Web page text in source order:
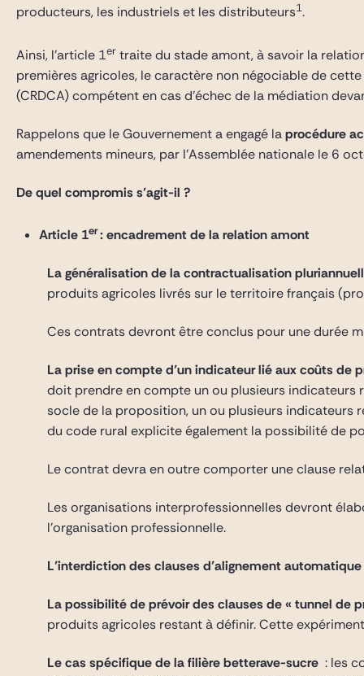
producteurs, les industriels et les distributeurs1.
Ainsi, l’article 1er traite du stade amont, à savoir la
premières agricoles, le caractère non négociable de
(CRDCA) compétent en cas d’échec de la médiation
Rappelons que le Gouvernement a engagé laprocédure
amendements mineurs, par l’Assemblée nationale le 6
De quel compromis s’agit-il ?
Article 1er: encadrement de la relation amont
La généralisation de la contractualisation
produits agricoles livrés sur le territoire français
Ces contrats devront être conclus pour une durée
La prise en compte d’un indicateur lié aux coûts de
doit prendre en compte un ou plusieurs
socle de la proposition, un ou plusieurs indicateurs
du code rural explicite également la possibilité de
Le contrat devra en outre comporter une clause
Les organisations interprofessionnelles devront
l’organisation professionnelle.
L’interdiction des clauses d’alignement
La possibilité de prévoir des clauses de « tunnel de
produits agricoles restant à définir. Cette
Le cas spécifique de la filière betterave-sucre : les